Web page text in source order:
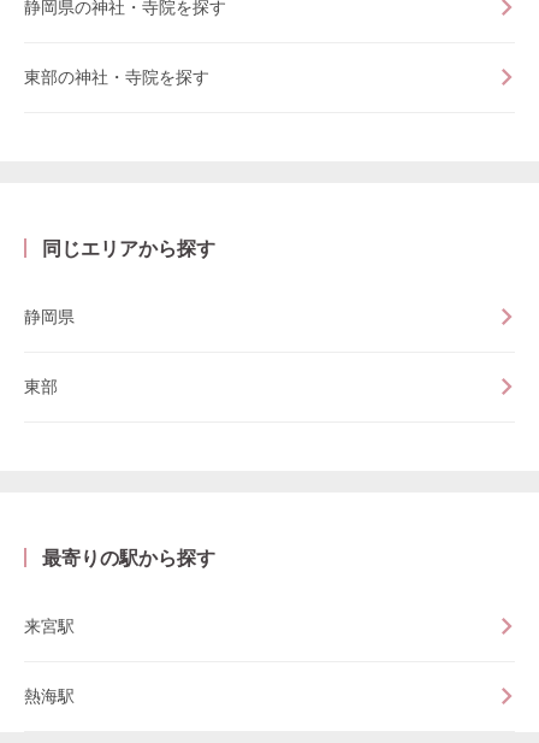
静岡県の神社・寺院を探す
東部の神社・寺院を探す
同じエリアから探す
静岡県
東部
最寄りの駅から探す
来宮駅
熱海駅